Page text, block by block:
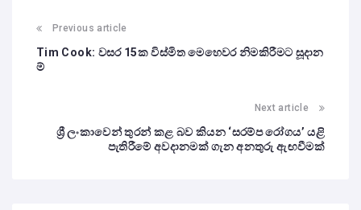
Previous article
Tim Cook: වසර 15ක විස්මිත මෙහෙවර නිමකිරීමට සූදාන
ම්
Next article
ශ්‍රී ලංකාවෙන් තුරන් කළ බව කියන ‘සරම්ප රෝගය’ යළි
පැතිරීමේ අවදානමක් ගැන අනතුරු ඇඟවීමක්